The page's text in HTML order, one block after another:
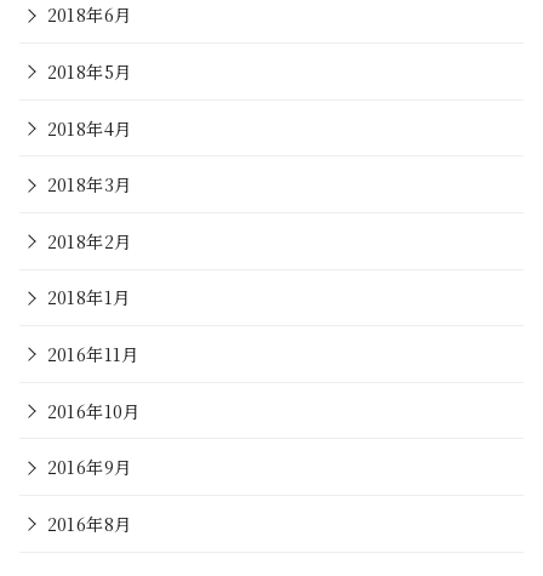
2018年6月
2018年5月
2018年4月
2018年3月
2018年2月
2018年1月
2016年11月
2016年10月
2016年9月
2016年8月